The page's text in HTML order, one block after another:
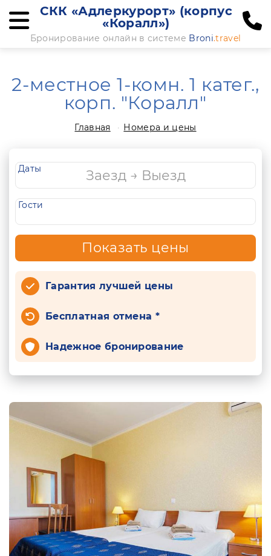
СКК «Адлеркурорт» (корпус
«Коралл»)
Бронирование онлайн в системе Broni.travel
2-местное 1-комн. 1 катег.,
корп. "Коралл"
Главная Номера и цены
Даты
Гости
Показать цены
Гарантия лучшей цены
Бесплатная отмена *
Надежное бронирование